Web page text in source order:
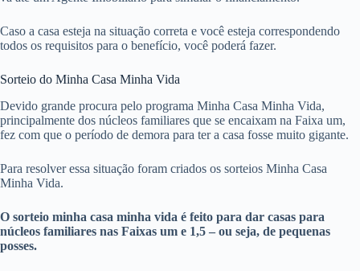
Caso a casa esteja na situação correta e você esteja correspondendo
todos os requisitos para o benefício, você poderá fazer.
Sorteio do Minha Casa Minha Vida
Devido grande procura pelo programa Minha Casa Minha Vida,
principalmente dos núcleos familiares que se encaixam na Faixa um,
fez com que o período de demora para ter a casa fosse muito gigante.
Para resolver essa situação foram criados os sorteios Minha Casa
Minha Vida.
O sorteio minha casa minha vida é feito para dar casas para
núcleos familiares nas Faixas um e 1,5 – ou seja, de pequenas
posses.